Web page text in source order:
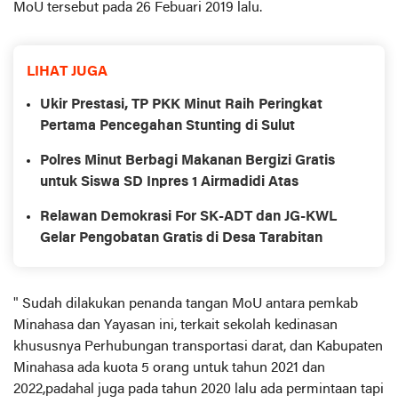
MoU tersebut pada 26 Febuari 2019 lalu.
LIHAT JUGA
Ukir Prestasi, TP PKK Minut Raih Peringkat
Pertama Pencegahan Stunting di Sulut
Polres Minut Berbagi Makanan Bergizi Gratis
untuk Siswa SD Inpres 1 Airmadidi Atas
Relawan Demokrasi For SK-ADT dan JG-KWL
Gelar Pengobatan Gratis di Desa Tarabitan
" Sudah dilakukan penanda tangan MoU antara pemkab
Minahasa dan Yayasan ini, terkait sekolah kedinasan
khususnya Perhubungan transportasi darat, dan Kabupaten
Minahasa ada kuota 5 orang untuk tahun 2021 dan
2022,padahal juga pada tahun 2020 lalu ada permintaan tapi